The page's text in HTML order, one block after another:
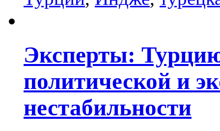
Эксперты:
политической и
нестабильности